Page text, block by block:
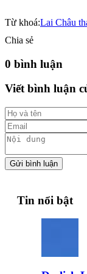
Từ khoá:Lai Châu
Chia sẻ
0 bình luận
Viết bình luận
Gửi bình luận
Tin nổi bật